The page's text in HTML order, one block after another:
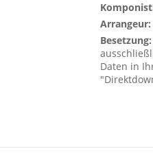
Arrangeur:
Besetzung:
Daten in